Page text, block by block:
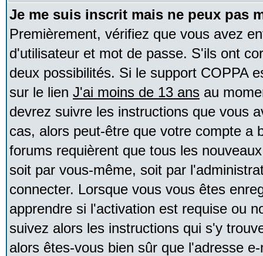
Je me suis inscrit mais ne peux pas
Premièrement, vérifiez que vous avez
d'utilisateur et mot de passe. S'ils ont
deux possibilités. Si le support COPPA
sur le lien J'ai moins de 13 ans au
devrez suivre les instructions que vous
cas, alors peut-être que votre compte a
forums requièrent que tous les
soit par vous-même, soit par
connecter. Lorsque vous vous êtes
apprendre si l'activation est requise ou
suivez alors les instructions qui s'y
alors êtes-vous bien sûr que l'adresse